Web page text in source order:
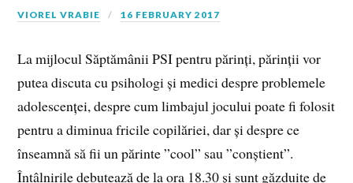
VIOREL VRABIE 16 FEBRUARY 2017
La mijlocul Săptămânii PSI pentru părinți, părinții vor
putea discuta cu psihologi și medici despre problemele
adolescenței, despre cum limbajul jocului poate fi folosit
pentru a diminua fricile copilăriei, dar și despre ce
înseamnă să fii un părinte ”cool” sau ”conștient”.
Întâlnirile debutează de la ora 18.30 și sunt găzduite de